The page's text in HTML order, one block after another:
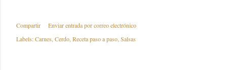
Compartir
Enviar entrada por correo electrónico
Labels:Carnes Cerdo Receta paso a paso Salsas